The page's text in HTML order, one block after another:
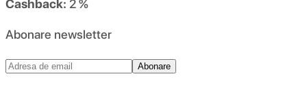
Cashback: 2 %
Abonare newsletter
Abonare